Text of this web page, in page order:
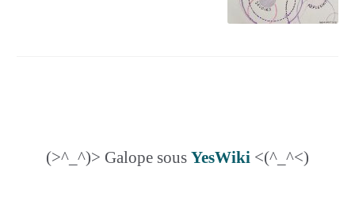
(>^_^)> Galope sous YesWiki <(^_^<)